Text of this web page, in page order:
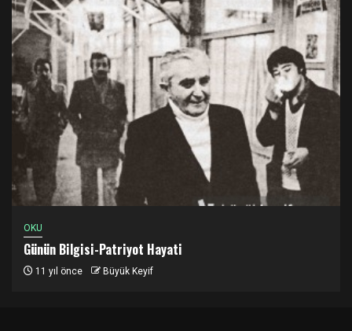
OKU
Günün Bilgisi-Patriyot Hayati
11 yıl önce Büyük Keyif